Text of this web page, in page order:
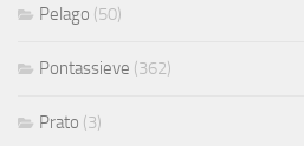
Pelago (50)
Pontassieve (362)
Prato (3)